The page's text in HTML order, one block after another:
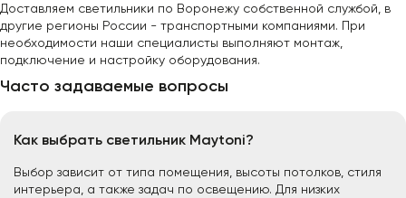
Доставляем светильники по Воронежу собственной службой, в
другие регионы России - транспортными компаниями. При
необходимости наши специалисты выполняют монтаж,
подключение и настройку оборудования.
Часто задаваемые вопросы
Как выбрать светильник Maytoni?
Выбор зависит от типа помещения, высоты потолков, стиля
интерьера, а также задач по освещению. Для низких